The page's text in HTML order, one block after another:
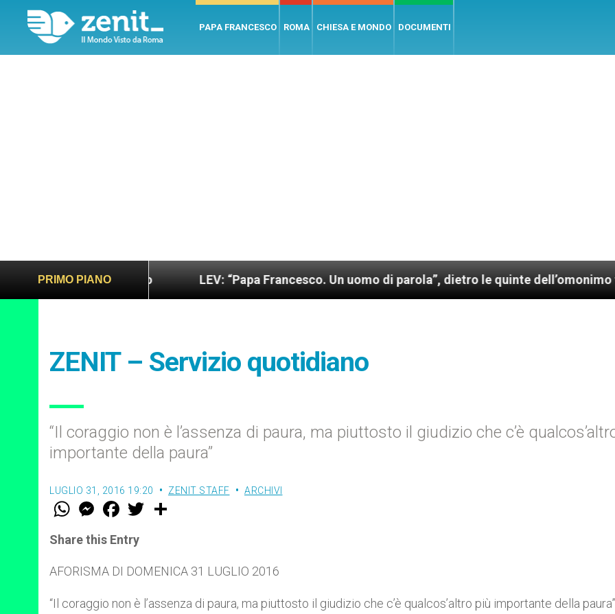
PAPA FRANCESCO ROMA CHIESA E MONDO DOCUMENTI
PRIMO PIANO
sano e giusto LEV: “Papa Francesco. Un uomo di parola”, dietro le quinte dell’omonimo film di
ZENIT – Servizio quotidiano
“Il coraggio non è l’assenza di paura, ma piuttosto il giudizio che c’è
importante della paura”
LUGLIO 31, 2016 19:20 ZENIT STAFF ARCHIVI
W
t
s
p
p
M
e
s
e
g
e
F
a
e
b
o
w
r
Share this Entry
AFORISMA DI DOMENICA 31 LUGLIO 2016
“Il coraggio non è l’assenza di paura, ma piuttosto il giudizio che c’è qualcos’altro più importante della paura”.